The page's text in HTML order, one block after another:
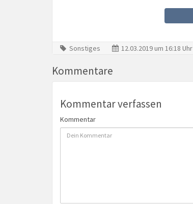
Sonstiges 12.03.2019 um 16:18 Uhr
Kommentare
Kommentar verfassen
Kommentar